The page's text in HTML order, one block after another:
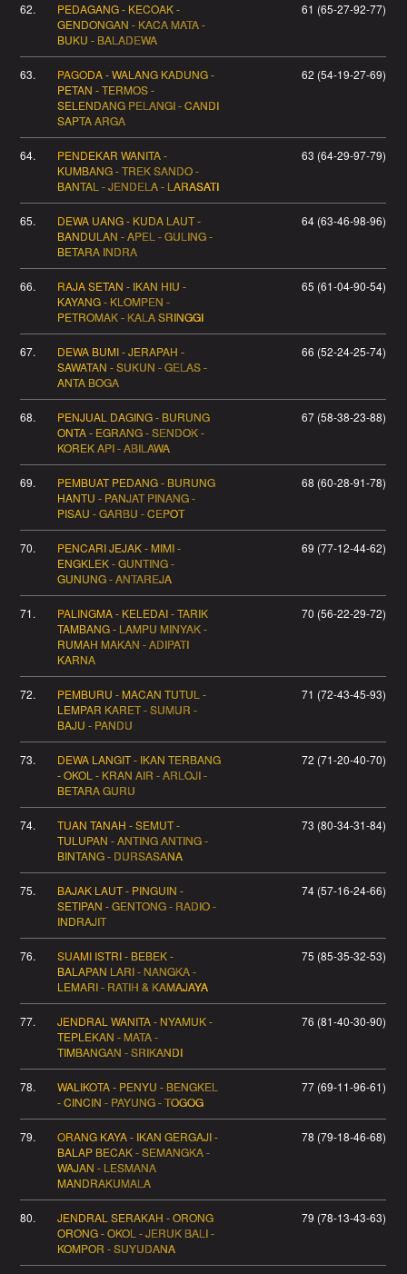
62.
PEDAGANG - KECOAK -
GENDONGAN - KACA MATA -
BUKU - BALADEWA
61 (65-27-92-77)
63.
PAGODA - WALANG KADUNG -
PETAN - TERMOS -
SELENDANG PELANGI - CANDI
SAPTA ARGA
62 (54-19-27-69)
64.
PENDEKAR WANITA -
KUMBANG - TREK SANDO -
BANTAL - JENDELA - LARASATI
63 (64-29-97-79)
65.
DEWA UANG - KUDA LAUT -
BANDULAN - APEL - GULING -
BETARA INDRA
64 (63-46-98-96)
66.
RAJA SETAN - IKAN HIU -
KAYANG - KLOMPEN -
PETROMAK - KALA SRINGGI
65 (61-04-90-54)
67.
DEWA BUMI - JERAPAH -
SAWATAN - SUKUN - GELAS -
ANTA BOGA
66 (52-24-25-74)
68.
PENJUAL DAGING - BURUNG
ONTA - EGRANG - SENDOK -
KOREK API - ABILAWA
67 (58-38-23-88)
69.
PEMBUAT PEDANG - BURUNG
HANTU - PANJAT PINANG -
PISAU - GARBU - CEPOT
68 (60-28-91-78)
70.
PENCARI JEJAK - MIMI -
ENGKLEK - GUNTING -
GUNUNG - ANTAREJA
69 (77-12-44-62)
71.
PALINGMA - KELEDAI - TARIK
TAMBANG - LAMPU MINYAK -
RUMAH MAKAN - ADIPATI
KARNA
70 (56-22-29-72)
72.
PEMBURU - MACAN TUTUL -
LEMPAR KARET - SUMUR -
BAJU - PANDU
71 (72-43-45-93)
73.
DEWA LANGIT - IKAN TERBANG
- OKOL - KRAN AIR - ARLOJI -
BETARA GURU
72 (71-20-40-70)
74.
TUAN TANAH - SEMUT -
TULUPAN - ANTING ANTING -
BINTANG - DURSASANA
73 (80-34-31-84)
75.
BAJAK LAUT - PINGUIN -
SETIPAN - GENTONG - RADIO -
INDRAJIT
74 (57-16-24-66)
76.
SUAMI ISTRI - BEBEK -
BALAPAN LARI - NANGKA -
LEMARI - RATIH & KAMAJAYA
75 (85-35-32-53)
77.
JENDRAL WANITA - NYAMUK -
TEPLEKAN - MATA -
TIMBANGAN - SRIKANDI
76 (81-40-30-90)
78.
WALIKOTA - PENYU - BENGKEL
- CINCIN - PAYUNG - TOGOG
77 (69-11-96-61)
79.
ORANG KAYA - IKAN GERGAJI -
BALAP BECAK - SEMANGKA -
WAJAN - LESMANA
MANDRAKUMALA
78 (79-18-46-68)
80.
JENDRAL SERAKAH - ORONG
ORONG - OKOL - JERUK BALI -
KOMPOR - SUYUDANA
79 (78-13-43-63)